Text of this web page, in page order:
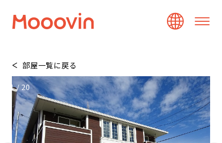
部屋一覧に戻る
1/ 20